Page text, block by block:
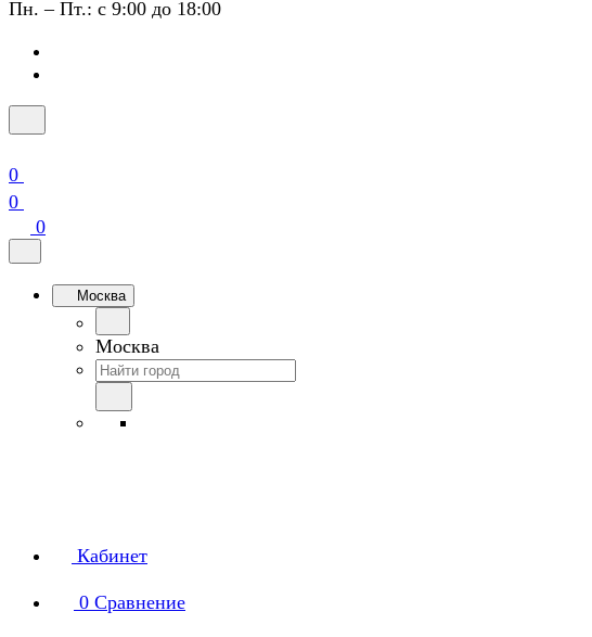
Пн. – Пт.: с 9:00 до 18:00
0
0
0
Москва
Москва
Кабинет
0 Сравнение